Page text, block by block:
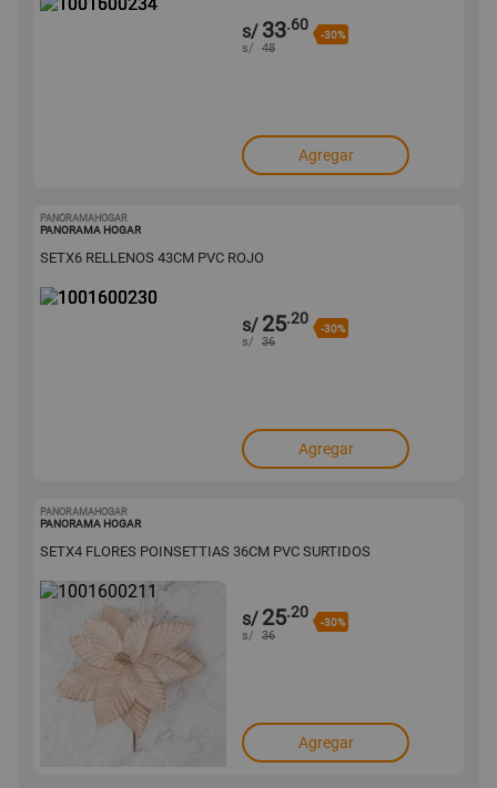
s/ 33.60
-30%
s/ 48
Agregar
PANORAMAHOGAR
PANORAMA HOGAR
SETX6 RELLENOS 43CM PVC ROJO
s/ 25.20
-30%
s/ 36
Agregar
PANORAMAHOGAR
PANORAMA HOGAR
SETX4 FLORES POINSETTIAS 36CM PVC SURTIDOS
s/ 25.20
-30%
s/ 36
Agregar